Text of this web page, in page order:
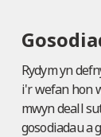
Rydym yn
i'r wefan hon
mwyn deall
gosodiadau a